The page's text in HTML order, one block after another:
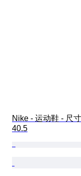
Nike - 运动鞋 - 尺
40.5